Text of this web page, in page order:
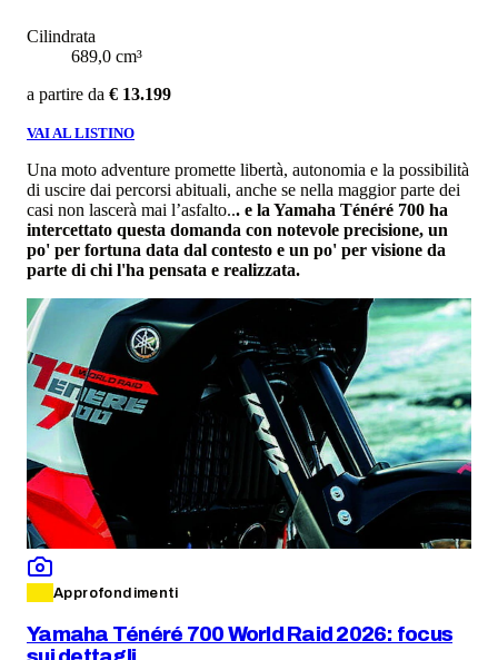
Cilindrata
689,0 cm³
a partire da € 13.199
VAI AL LISTINO
Una moto adventure promette libertà, autonomia e la possibilità
di uscire dai percorsi abituali, anche se nella maggior parte dei
casi non lascerà mai l’asfalto... e la Yamaha Ténéré 700 ha
intercettato questa domanda con notevole precisione, un
po' per fortuna data dal contesto e un po' per visione da
parte di chi l'ha pensata e realizzata.
Approfondimenti
Yamaha Ténéré 700 World Raid 2026: focus